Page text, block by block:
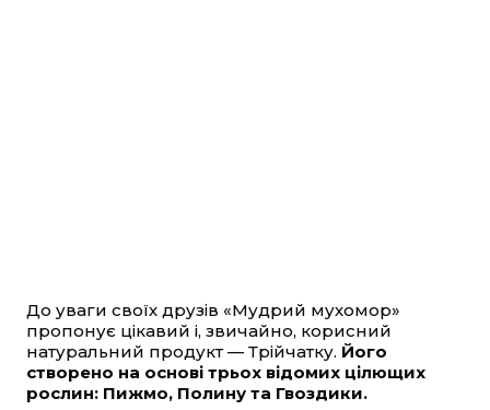
До уваги своїх друзів «Мудрий мухомор»
пропонує цікавий і, звичайно, корисний
натуральний продукт — Трійчатку. Його
створено на основі трьох відомих цілющих
рослин: Пижмо, Полину та Гвоздики.